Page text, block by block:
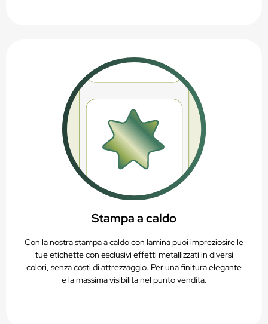
Stampa a caldo
Con la nostra stampa a caldo con lamina puoi impreziosire le
tue etichette con esclusivi effetti metallizzati in diversi
colori, senza costi di attrezzaggio. Per una finitura elegante
e la massima visibilità nel punto vendita.